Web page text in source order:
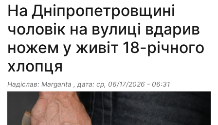
На Дніпропетровщині
чоловік на вулиці вдарив
ножем у живіт 18-річного
хлопця
Надіслав: Margarita , дата: ср, 06/17/2026 - 06:31